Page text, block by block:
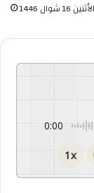
0:00
1x